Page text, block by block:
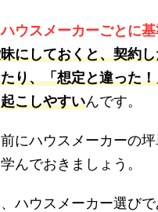
ウスメーカーごとに
にしておくと、契約
り、「想定と違った
こしやすいんです。
にハウスメーカーの
んでおきましょう。
ハウスメーカー選び